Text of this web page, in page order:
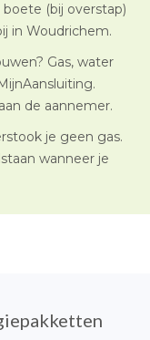
(bij overstap)
in Woudrichem.
Gas, water
de aannemer.
je geen gas.
wanneer je